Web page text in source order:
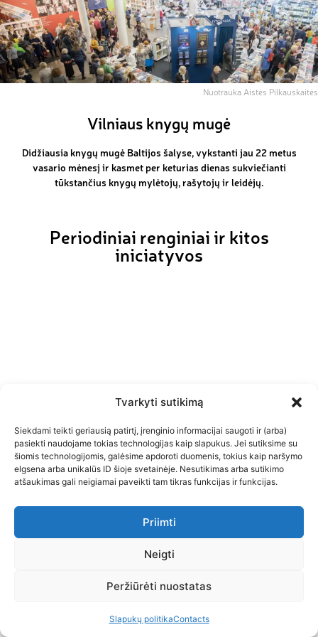
Tvarkyti sutikimą
Siekdami teikti geriausią patirtį, įrenginio informacijai saugoti ir (arba)
pasiekti naudojame tokias technologijas kaip slapukus. Jei sutiksime su
šiomis technologijomis, galėsime apdoroti duomenis, tokius kaip naršymo
elgsena arba unikalūs ID šioje svetainėje. Nesutikimas arba sutikimo
atšaukimas gali neigiamai paveikti tam tikras funkcijas ir funkcijas.
Priimti
Neigti
Peržiūrėti nuostatas
Slapukų politikaContacts
Nuotrauka Aistės Pilkauskaitės
Vilniaus knygų mugė
Didžiausia knygų mugė Baltijos šalyse, vykstanti jau 22 metus
vasario mėnesį ir kasmet per keturias dienas sukviečianti
tūkstančius knygų mylėtojų, rašytojų ir leidėjų.
Periodiniai renginiai ir kitos
iniciatyvos